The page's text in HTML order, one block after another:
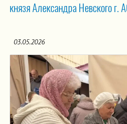
князя Александра Невского г.
03.05.2026